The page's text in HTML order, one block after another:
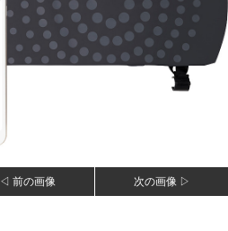
◁ 前の画像 次の画像 ▷